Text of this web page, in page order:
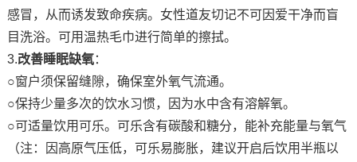
感冒，从而诱发致命疾病。女性道友切记不可因爱干净而盲
目洗浴。可用温热毛巾进行简单的擦拭。
3.改善睡眠缺氧：
○窗户须保留缝隙，确保室外氧气流通。
○保持少量多次的饮水习惯，因为水中含有溶解氧。
○可适量饮用可乐。可乐含有碳酸和糖分，能补充能量与氧气
（注：因高原气压低，可乐易膨胀，建议开启后饮用半瓶以